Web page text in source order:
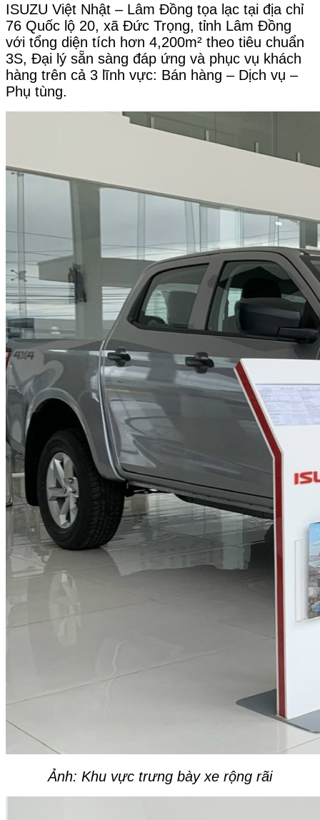
ISUZU Việt Nhật – Lâm Đồng tọa lạc tại địa chỉ
76 Quốc lộ 20, xã Đức Trọng, tỉnh Lâm Đồng
với tổng diện tích hơn 4,200m² theo tiêu chuẩn
3S, Đại lý sẵn sàng đáp ứng và phục vụ khách
hàng trên cả 3 lĩnh vực: Bán hàng – Dịch vụ –
Phụ tùng.
Ảnh: Khu vực trưng bày xe rộng rãi